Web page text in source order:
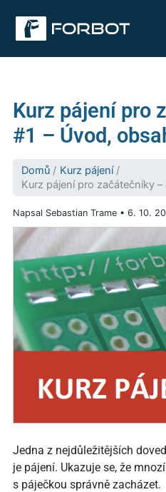
obsah
Kurz pájení pro
#1 – Úvod,
Domů
Kurz pájení
Kurz pájení pro začátečníky
Napsal Sebastian Trame • 6. 10.
Jedna z nejdůležitějších
je pájení. Ukazuje se, že
s páječkou správně zacházet.